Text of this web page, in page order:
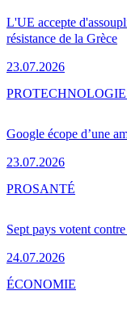
L'UE accepte
résistance de la Grèce
23.07.2026
Google écope d’une
23.07.2026
PRO
Sept pays votent
24.07.2026
PROSANTÉ
ÉCONOMIE